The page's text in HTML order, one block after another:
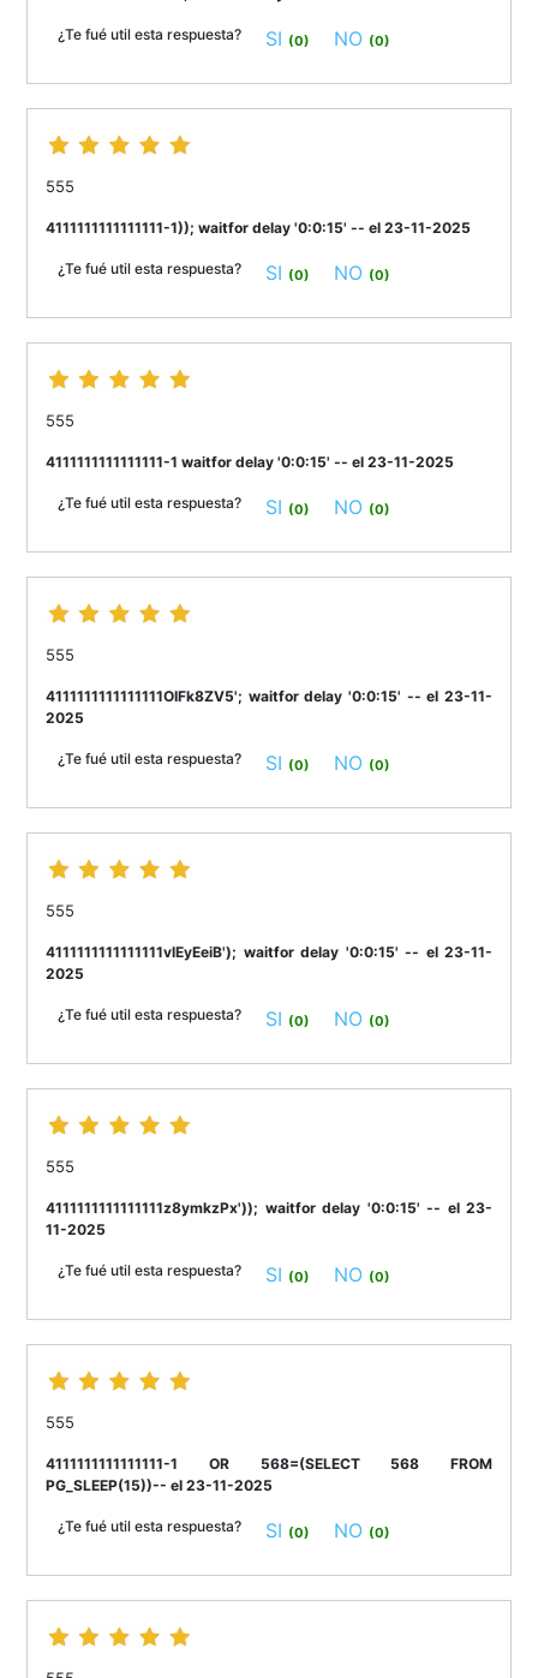
¿Te fué util esta respuesta? SI (0) NO (0)
555
4111111111111111-1)); waitfor delay '0:0:15' -- el 23-11-2025
¿Te fué util esta respuesta? SI (0) NO (0)
555
4111111111111111-1 waitfor delay '0:0:15' -- el 23-11-2025
¿Te fué util esta respuesta? SI (0) NO (0)
555
4111111111111111OIFk8ZV5'; waitfor delay '0:0:15' -- el 23-11-
2025
¿Te fué util esta respuesta? SI (0) NO (0)
555
4111111111111111vlEyEeiB'); waitfor delay '0:0:15' -- el 23-11-
2025
¿Te fué util esta respuesta? SI (0) NO (0)
555
4111111111111111z8ymkzPx')); waitfor delay '0:0:15' -- el 23-
11-2025
¿Te fué util esta respuesta? SI (0) NO (0)
555
4111111111111111-1 OR 568=(SELECT 568 FROM
PG_SLEEP(15))-- el 23-11-2025
¿Te fué util esta respuesta? SI (0) NO (0)